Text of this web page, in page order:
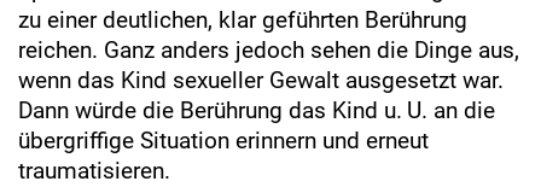
zu einer deutlichen, klar geführten Berührung
reichen. Ganz anders jedoch sehen die Dinge aus,
wenn das Kind sexueller Gewalt ausgesetzt war.
Dann würde die Berührung das Kind u. U. an die
übergriffige Situation erinnern und erneut
traumatisieren.